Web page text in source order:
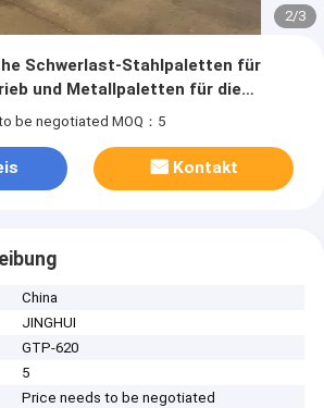
2/3
Schwerlast-Stahlpaletten für
und Metallpaletten für die
be negotiated MOQ：5
Kontakt
China
JINGHUI
GTP-620
5
Price needs to be negotiated